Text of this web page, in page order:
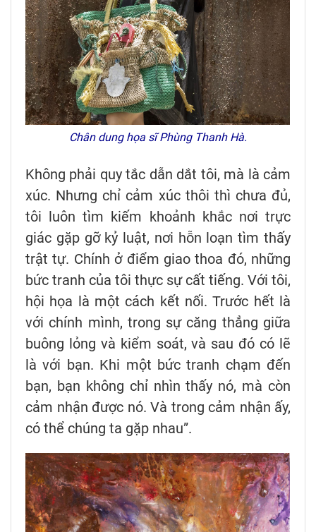
Chân dung họa sĩ Phùng Thanh Hà.
Không phải quy tắc dẫn dắt tôi, mà là cảm
xúc. Nhưng chỉ cảm xúc thôi thì chưa đủ,
tôi luôn tìm kiếm khoảnh khắc nơi trực
giác gặp gỡ kỷ luật, nơi hỗn loạn tìm thấy
trật tự. Chính ở điểm giao thoa đó, những
bức tranh của tôi thực sự cất tiếng. Với tôi,
hội họa là một cách kết nối. Trước hết là
với chính mình, trong sự căng thẳng giữa
buông lỏng và kiểm soát, và sau đó có lẽ
là với bạn. Khi một bức tranh chạm đến
bạn, bạn không chỉ nhìn thấy nó, mà còn
cảm nhận được nó. Và trong cảm nhận ấy,
có thể chúng ta gặp nhau”.